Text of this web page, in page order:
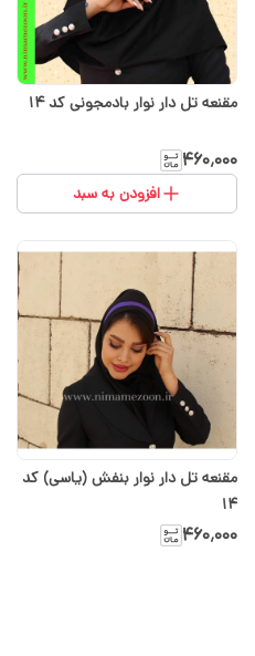
مقنعه تل دار نوار بادمجونی کد ۱۴
۴۶۰٬۰۰۰
افزودن به سبد
مقنعه تل دار نوار بنفش (یاسی) کد
۱۴
۴۶۰٬۰۰۰